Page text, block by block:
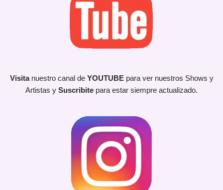
Visita nuestro canal de YOUTUBEpara ver nuestros Shows y
Artistas y Suscribite para estar siempre actualizado.